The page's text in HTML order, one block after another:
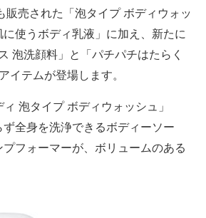
ント
ニティ
かる
販売された「泡タイプ ボディウォッ
使うボディ乳液」に加え、新たに
泡洗顔料」と「パチパチはたらく
イテムが登場します。
泡タイプ ボディウォッシュ」
全身を洗浄できるボディーソー
フォーマーが、ボリュームのある